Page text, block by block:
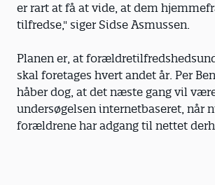
er rart at få at vide, at dem
tilfredse," siger Sidse Asmussen.
Planen er, at
skal foretages hvert andet år. Per
håber dog, at det næste gang vil
undersøgelsen internetbaseret, når
forældrene har adgang til nettet